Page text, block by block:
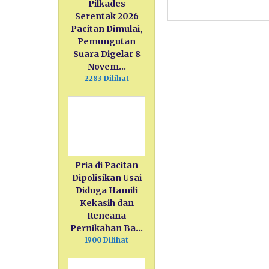
Pilkades
Serentak 2026
Pacitan Dimulai,
Pemungutan
Suara Digelar 8
Novem…
2283 Dilihat
Pria di Pacitan
Dipolisikan Usai
Diduga Hamili
Kekasih dan
Rencana
Pernikahan Ba…
1900 Dilihat